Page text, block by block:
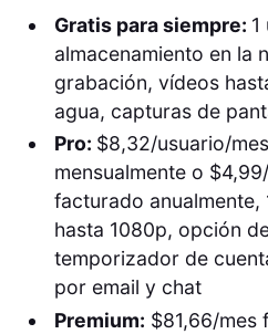
Gratis para siempre: 1
almacenamiento en la
grabación, vídeos
agua, capturas de
Pro: $8,32/usuario/
mensualmente o
facturado anualmente,
hasta 1080p, opción
temporizador de
por email y chat
Premium: $81,66/mes